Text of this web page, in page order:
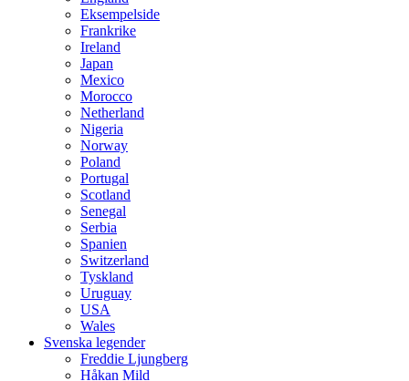
Eksempelside
Frankrike
Ireland
Japan
Mexico
Morocco
Netherland
Nigeria
Norway
Poland
Portugal
Scotland
Senegal
Serbia
Spanien
Switzerland
Tyskland
Uruguay
USA
Wales
Svenska legender
Freddie Ljungberg
Håkan Mild